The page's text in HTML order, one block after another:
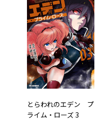
とらわれのエデン プ
ライム・ローズ 3